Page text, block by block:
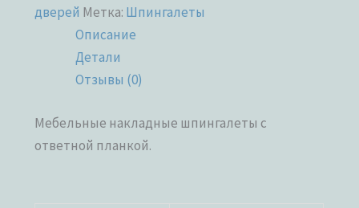
дверей Метка: Шпингалеты
Описание
Детали
Отзывы (0)
Мебельные накладные шпингалеты с
ответной планкой.